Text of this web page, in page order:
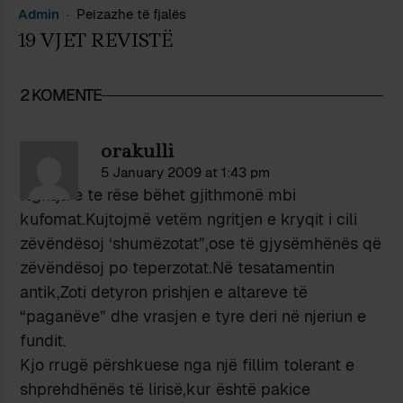
Admin Peizazhe të fjalës
19 VJET REVISTË
2 KOMENTE
orakulli
5 January 2009 at 1:43 pm
Ngritja e te rëse bëhet gjithmonë mbi
kufomat.Kujtojmë vetëm ngritjen e kryqit i cili
zëvëndësoj ‘shumëzotat”,ose të gjysëmhënës që
zëvëndësoj po teperzotat.Në tesatamentin
antik,Zoti detyron prishjen e altareve të
“paganëve” dhe vrasjen e tyre deri në njeriun e
fundit.
Kjo rrugë përshkuese nga një fillim tolerant e
shprehdhënës të lirisë,kur është pakice